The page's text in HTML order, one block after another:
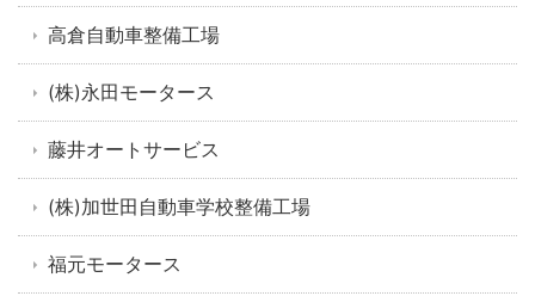
高倉自動車整備工場
(株)永田モータース
藤井オートサービス
(株)加世田自動車学校整備工場
福元モータース